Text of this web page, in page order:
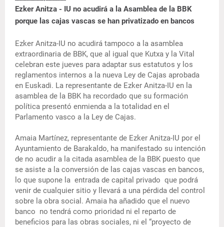
Ezker Anitza - IU no acudirá a la Asamblea de la BBK
porque las cajas vascas se han privatizado en bancos
Ezker Anitza-IU no acudirá tampoco a la asamblea
extraordinaria de BBK, que al igual que Kutxa y la Vital
celebran este jueves para adaptar sus estatutos y los
reglamentos internos a la nueva Ley de Cajas aprobada
en Euskadi. La representante de Ezker Anitza-IU en la
asamblea de la BBK ha recordado que su formación
política presentó enmienda a la totalidad en el
Parlamento vasco a la Ley de Cajas.
Amaia Martínez, representante de Ezker Anitza-IU por el
Ayuntamiento de Barakaldo, ha manifestado su intención
de no acudir a la citada asamblea de la BBK puesto que
se asiste a la conversión de las cajas vascas en bancos,
lo que supone la entrada de capital privado que podrá
venir de cualquier sitio y llevará a una pérdida del control
sobre la obra social. Amaia ha añadido que el nuevo
banco no tendrá como prioridad ni el reparto de
beneficios para las obras sociales, ni el “proyecto de